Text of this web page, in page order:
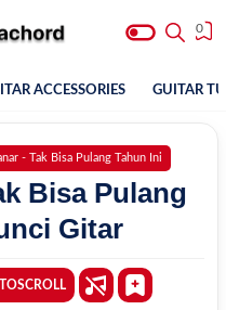
0
ACCESSORIES GUITAR
- Tak Bisa Pulang Tahun Ini
Bisa Pulang
Gitar